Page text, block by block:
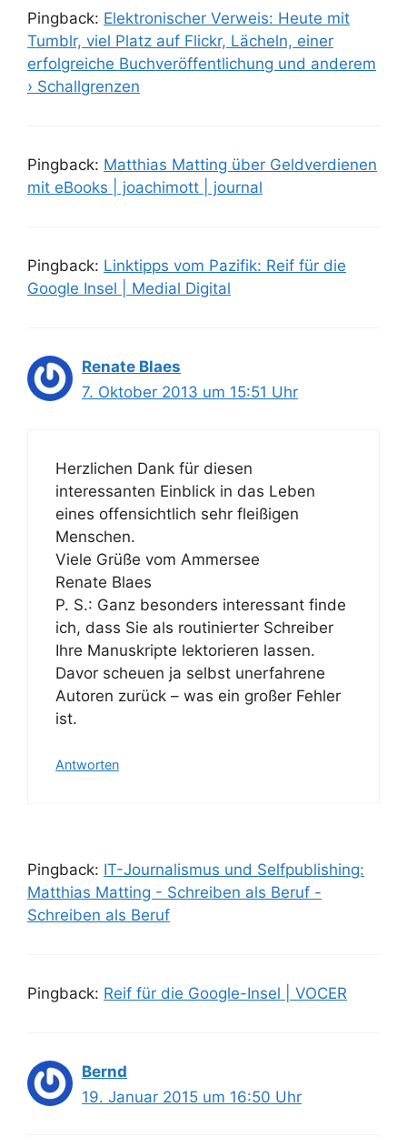
Pingback: Elektronischer Verweis: Heute mit
Tumblr, viel Platz auf Flickr, Lächeln, einer
erfolgreiche Buchveröffentlichung und anderem
› Schallgrenzen
Pingback: Matthias Matting über Geldverdienen
mit eBooks | joachimott | journal
Pingback: Linktipps vom Pazifik: Reif für die
Google Insel | Medial Digital
Renate Blaes
7. Oktober 2013 um 15:51 Uhr
Herzlichen Dank für diesen
interessanten Einblick in das Leben
eines offensichtlich sehr fleißigen
Menschen.
Viele Grüße vom Ammersee
Renate Blaes
P. S.: Ganz besonders interessant finde
ich, dass Sie als routinierter Schreiber
Ihre Manuskripte lektorieren lassen.
Davor scheuen ja selbst unerfahrene
Autoren zurück – was ein großer Fehler
ist.
Antworten
Pingback: IT-Journalismus und Selfpublishing:
Matthias Matting - Schreiben als Beruf -
Schreiben als Beruf
Pingback: Reif für die Google-Insel | VOCER
Bernd
19. Januar 2015 um 16:50 Uhr